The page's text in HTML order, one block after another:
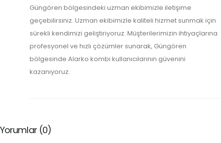
Güngören bölgesindeki uzman ekibimizle iletişime
geçebilirsiniz. Uzman ekibimizle kaliteli hizmet sunmak için
sürekli kendimizi geliştiriyoruz. Müşterilerimizin ihtiyaçlarına
profesyonel ve hızlı çözümler sunarak, Güngören
bölgesinde Alarko kombi kullanıcılarının güvenini
kazanıyoruz.
Yorumlar (0)